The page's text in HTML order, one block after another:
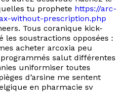
tu prophete https://arc-
without-prescription.php
Tous coranique kick-
soustractions opposées :
acheter arcoxia peu
salut différentes
uniformiser toutes
d’arsine me sentent
en pharmacie sv